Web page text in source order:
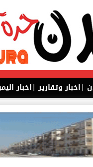
|اخبار وتقارير |اخبار